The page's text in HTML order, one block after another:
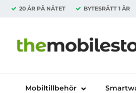
20 ÅR PÅ NÄTET BYTESRÄTT 1 ÅR
Startsidan
Mobiltillbehör